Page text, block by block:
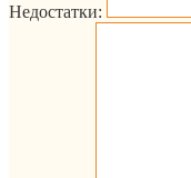
Недостатки: